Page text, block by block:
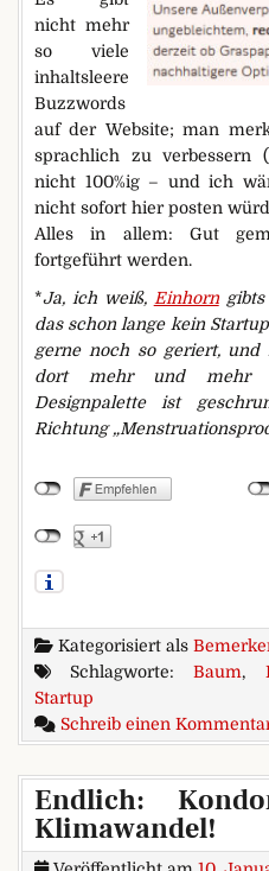
nicht mehr
so viele
inhaltsleere
Buzzwords
auf der Website; man
sprachlich zu verbessern
nicht 100%ig – und ich
nicht sofort hier posten
Alles in allem: Gut
fortgeführt werden.
*Ja, ich weiß, Einhorngibts
das schon lange kein
gerne noch so geriert, und
dort mehr und mehr
Designpalette ist
Richtung
Kategorisiert als
Schlagworte:Baum,
Startup
Schreib einen
Endlich:
Klimawandel!